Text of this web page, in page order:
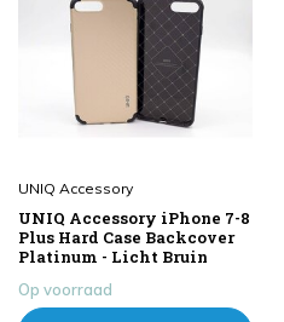
UNIQ Accessory
UNIQ Accessory iPhone 7-8
Plus Hard Case Backcover
Platinum - Licht Bruin
Op voorraad